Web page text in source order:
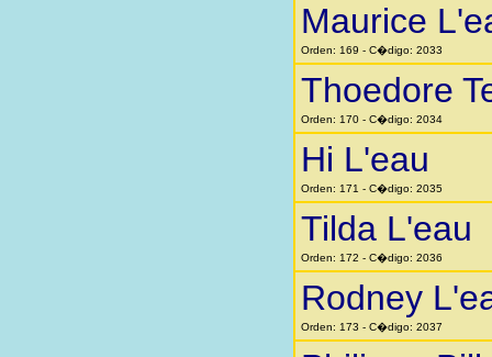
Maurice
Orden: 169 - C�digo: 2033
Thoedore
Orden: 170 - C�digo: 2034
Hi L'eau
Orden: 171 - C�digo: 2035
Tilda L'eau
Orden: 172 - C�digo: 2036
Rodney
Orden: 173 - C�digo: 2037